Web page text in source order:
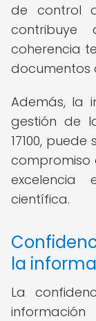
de control
coherencia
documentos
Además, la
gestión de
17100,
compromiso
científica.
la
La